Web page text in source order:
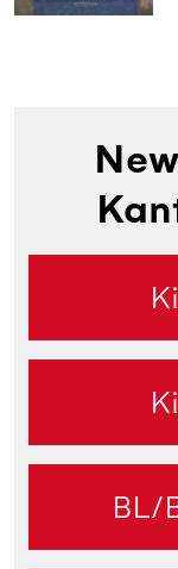
BL/